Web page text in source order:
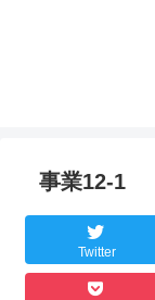
事業12-1
Twitter